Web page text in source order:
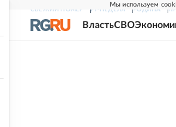
Мы используем
СВЕЖИЙ НОМЕР РГ-НЕДЕЛЯ РОДИНА
ВластьСВО